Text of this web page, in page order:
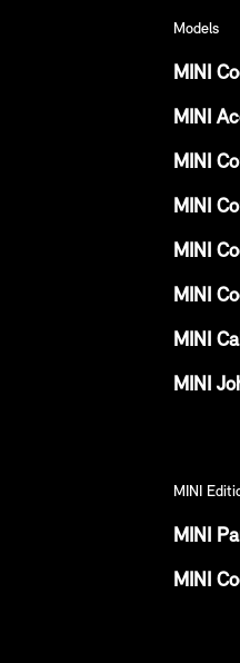
Models
MINI
MINI
MINI
MINI
MINI
MINI
MINI
MINI
MINI
MINI
MINI